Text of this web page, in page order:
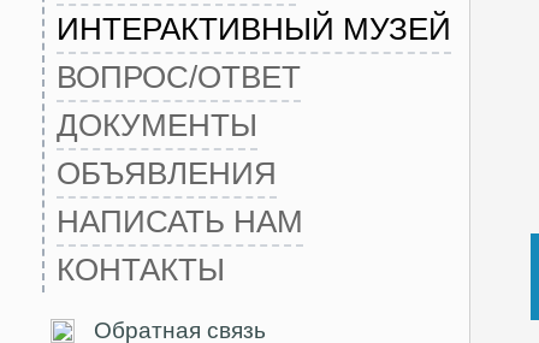
ИНТЕРАКТИВНЫЙ МУЗЕЙ
ВОПРОС/ОТВЕТ
ДОКУМЕНТЫ
ОБЪЯВЛЕНИЯ
НАПИСАТЬ НАМ
КОНТАКТЫ
Обратная связь